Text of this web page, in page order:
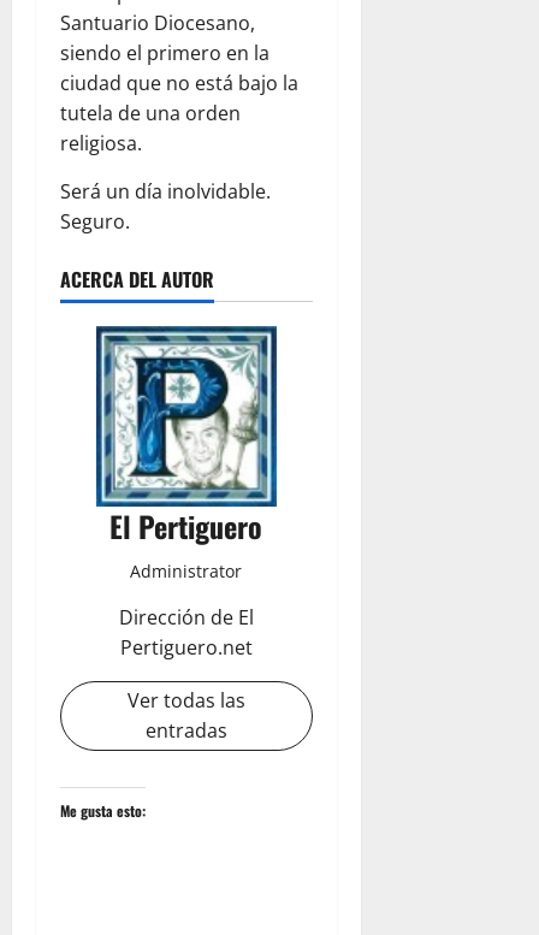
Santuario Diocesano,
siendo el primero en la
ciudad que no está bajo la
tutela de una orden
religiosa.
Será un día inolvidable.
Seguro.
ACERCA DEL AUTOR
El Pertiguero
Administrator
Dirección de El
Pertiguero.net
Ver todas las
entradas
Me gusta esto: